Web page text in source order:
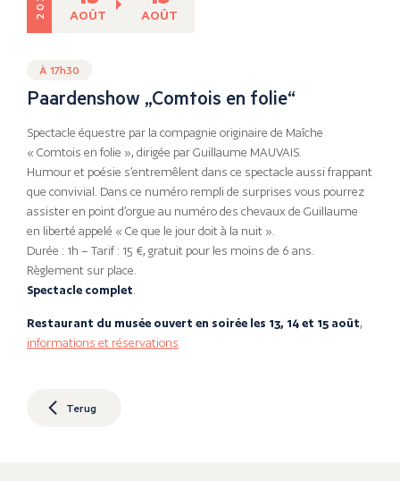
AOÛT AOÛT
À 17h30
Paardenshow „Comtois en folie“
Spectacle équestre par la compagnie originaire de Maîche
« Comtois en folie », dirigée par Guillaume MAUVAIS.
Humour et poésie s’entremêlent dans ce spectacle aussi frappant
que convivial. Dans ce numéro rempli de surprises vous pourrez
assister en point d’orgue au numéro des chevaux de Guillaume
en liberté appelé « Ce que le jour doit à la nuit ».
Durée : 1h – Tarif : 15 €, gratuit pour les moins de 6 ans.
Règlement sur place.
Spectacle complet.
Restaurant du musée ouvert en soirée les 13, 14 et 15 août,
informations et réservations
Terug